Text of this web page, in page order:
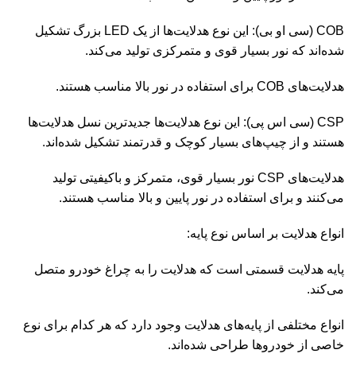
COB (سی او بی): این نوع هدلایت‌ها از یک LED بزرگ تشکیل
شده‌اند که نور بسیار قوی و متمرکزی تولید می‌کند.
هدلایت‌های COB برای استفاده در نور بالا مناسب هستند.
CSP (سی اس پی): این نوع هدلایت‌ها جدیدترین نسل هدلایت‌ها
هستند و از چیپ‌های بسیار کوچک و قدرتمند تشکیل شده‌اند.
هدلایت‌های CSP نور بسیار قوی، متمرکز و باکیفیتی تولید
می‌کنند و برای استفاده در نور پایین و بالا مناسب هستند.
انواع هدلایت بر اساس نوع پایه:
پایه هدلایت قسمتی است که هدلایت را به چراغ خودرو متصل
می‌کند.
انواع مختلفی از پایه‌های هدلایت وجود دارد که هر کدام برای نوع
خاصی از خودروها طراحی شده‌اند.